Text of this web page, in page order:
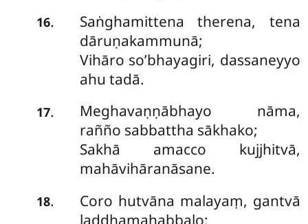
16.
Saṅghamittena therena, tena
dāruṇakammunā;
Vihāro so’bhayagiri, dassaneyyo
ahu tadā.
17.
Meghavaṇṇābhayo nāma,
rañño sabbattha sākhako;
Sakhā amacco kujjhitvā,
mahāvihāranāsane.
18.
Coro hutvāna malayaṃ, gantvā
laddhamahabbalo;